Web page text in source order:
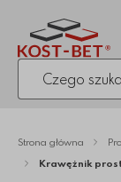
Po kliknięciu
Strona główna
Krawężnik